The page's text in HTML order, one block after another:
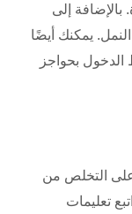
إلى
يمكنك أيضًا
الدخول بحواجز
على التخلص من
تعليمات